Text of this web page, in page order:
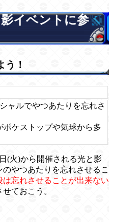
イベントに参
う！
ャルでやつあたりを忘れさ
ポケストップや気球から多
(火)から開催される光と影
やつあたりを忘れさせるこ
は忘れさせることが出来ない
ておこう。